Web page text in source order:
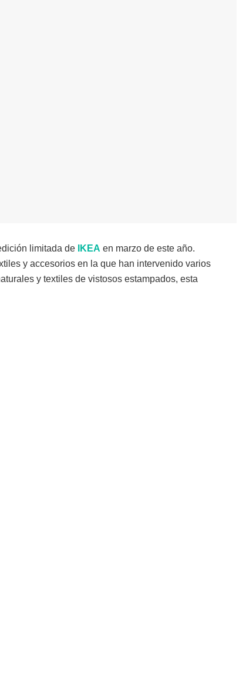
limitada de IKEA en marzo de este año.
y accesorios en la que han intervenido varios
y textiles de vistosos estampados, esta